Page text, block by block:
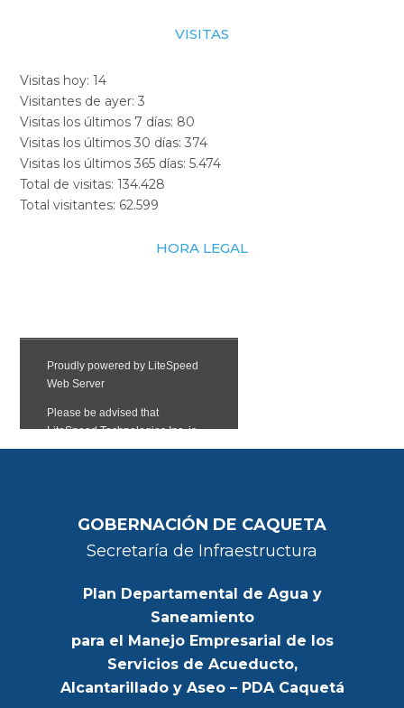
VISITAS
Visitas hoy:14
Visitantes de ayer:3
Visitas los últimos 7 días: 80
Visitas los últimos 30 días:374
Visitas los últimos 365 días:5.474
Total de visitas:134.428
Total visitantes: 62.599
HORA LEGAL
GOBERNACIÓN DE CAQUETA
Secretaría de Infraestructura
Plan Departamental de Agua y
Saneamiento
para el Manejo Empresarial de los
Servicios de Acueducto,
Alcantarillado y Aseo – PDA Caquetá